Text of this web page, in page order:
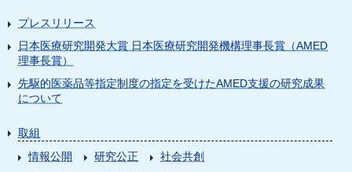
プレスリリース
日本医療研究開発大賞 日本医療研究開発機構理事長賞（AMED
理事長賞）
先駆的医薬品等指定制度の指定を受けたAMED支援の研究成果
について
取組
情報公開
研究公正
社会共創